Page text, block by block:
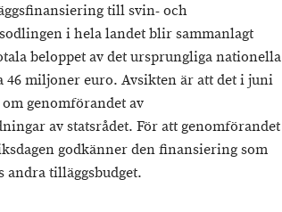
till svin- och
i hela landet blir sammanlagt
beloppet av det ursprungliga nationella
miljoner euro. Avsikten är att det i juni
genomförandet av
av statsrådet. För att genomförandet
godkänner den finansiering som
tilläggsbudget.